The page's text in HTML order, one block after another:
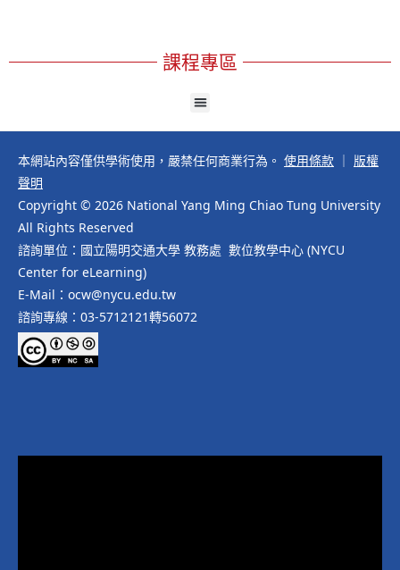
課程專區
本網站內容僅供學術使用，嚴禁任何商業行為。 使用條款
版權
聲明
Copyright © 2026 National Yang Ming Chiao Tung University
All Rights Reserved
諮詢單位：國立陽明交通大學 教務處 數位教學中心 (NYCU
Center for eLearning)
E-Mail：ocw@nycu.edu.tw
諮詢專線：03-5712121轉56072